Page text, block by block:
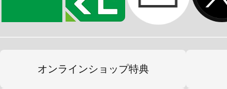
オンラインショップ特典